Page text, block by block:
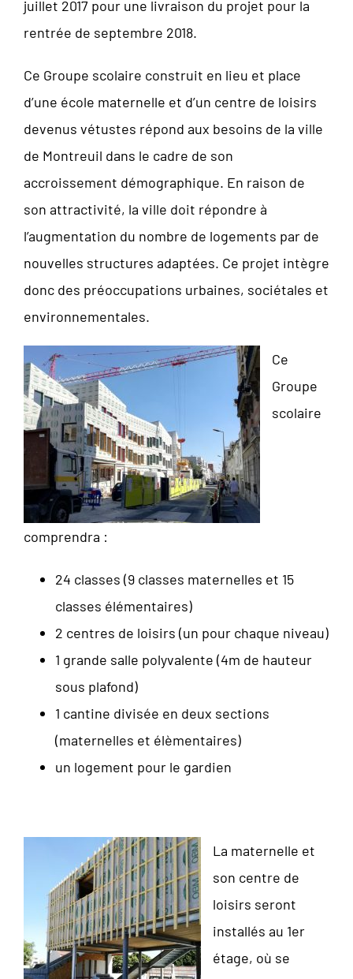
juillet 2017 pour une livraison du projet pour la
rentrée de septembre 2018.
Ce Groupe scolaire construit en lieu et place
d’une école maternelle et d’un centre de loisirs
devenus vétustes répond aux besoins de la ville
de Montreuil dans le cadre de son
accroissement démographique. En raison de
son attractivité, la ville doit répondre à
l’augmentation du nombre de logements par de
nouvelles structures adaptées. Ce projet intègre
donc des préoccupations urbaines, sociétales et
environnementales.
Ce
Groupe
scolaire
comprendra :
24 classes (9 classes maternelles et 15
classes élémentaires)
2 centres de loisirs (un pour chaque niveau)
1 grande salle polyvalente (4m de hauteur
sous plafond)
1 cantine divisée en deux sections
(maternelles et élèmentaires)
un logement pour le gardien
La maternelle et
son centre de
loisirs seront
installés au 1er
étage, où se